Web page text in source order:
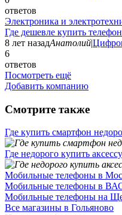
ответов
Электроника и
Где дешевле купить
8 лет назадАнатолий|
6
ответов
Посмотреть ещё
Добавить компанию
Смотрите также
Где купить смартфон
Где недорого купить
Мобильные телефоны в
Мобильные телефоны в
Мобильные телефоны на
Все магазины в Гольяново